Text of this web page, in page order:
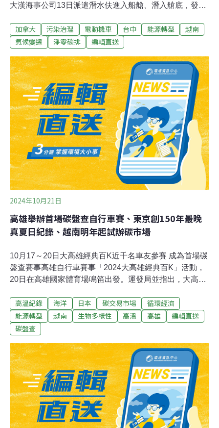
大漢海事公司13日派遣潛水伕進入船艙、潛入艙底，發現
時，開始灌入海水。海事人員14日展開水下堵漏焊接工
程，並同步進行抽除及清潔機艙底的污水、海水。（聯合
進環保團體15日在台中舉辦「反空污、抗暖化」活動，訴
求希望能做到2028中火無煤，也希望每增加一組燃氣機組
就要減少一組燃煤機組。台電表示，減煤應該考慮全國尺
度，而且循序漸進，不能只集中在單一電廠。（聯合報、
公視報導）
加拿大 污染治理 電動機車 台中 能源轉型
越南
氣候變遷
淨零碳排 編輯直送
2024年10月21日
高雄舉辦首場碳盤查自行車賽、東京創150年最晚
真夏日紀錄、越南明年起試辦碳市場
10月17～20日大高雄經典百K近千名車友參賽 成為首場碳
盤查賽事高雄自行車賽事「2024大高雄經典百K」活動，
20日在高雄國家體育場鳴笛出發。運發局並指出，大高雄
雄市首場碳盤查的賽事，專業碳盤查公司贊助推動賽事減
碳，從賽衣、獎牌製作，到運輸、現場布置都符合環保、
減碳的目標籌辦，將成為全台單車碳盤查的標竿賽事。
（中央社報導）外籍貨輪擱淺殘油載回 海保署持續關注生
態影響巴貝多籍貨輪BLUE LAGOON1日於蘭嶼擱淺，13
日完成重油抽除後，海保署持續監控殘貨及船體移除，並
進行生態監測與珊瑚復育。擱淺貨輪經初步調查，貨物為
水淬高爐碴，無毒性但可能對生態造成物理性衝擊。海保
署將與國內外專家合作制定復育計畫，並於清除貨物與船
體時，進行海域生態監測，避免作業過程中對環境造成二
次傷害。（中央社報導）
高溫紀錄 海洋 日本 碳交易市場
循環經濟
能源轉型
越南 生物多樣性 高溫 高雄
編輯直送
碳盤查